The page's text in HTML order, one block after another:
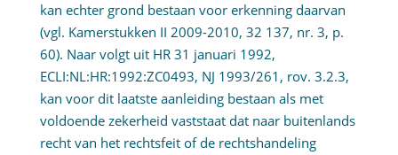
kan echter grond bestaan voor erkenning daarvan
(vgl. Kamerstukken II 2009-2010, 32 137, nr. 3, p.
60). Naar volgt uit HR 31 januari 1992,
ECLI:NL:HR:1992:ZC0493, NJ 1993/261, rov. 3.2.3,
kan voor dit laatste aanleiding bestaan als met
voldoende zekerheid vaststaat dat naar buitenlands
recht van het rechtsfeit of de rechtshandeling